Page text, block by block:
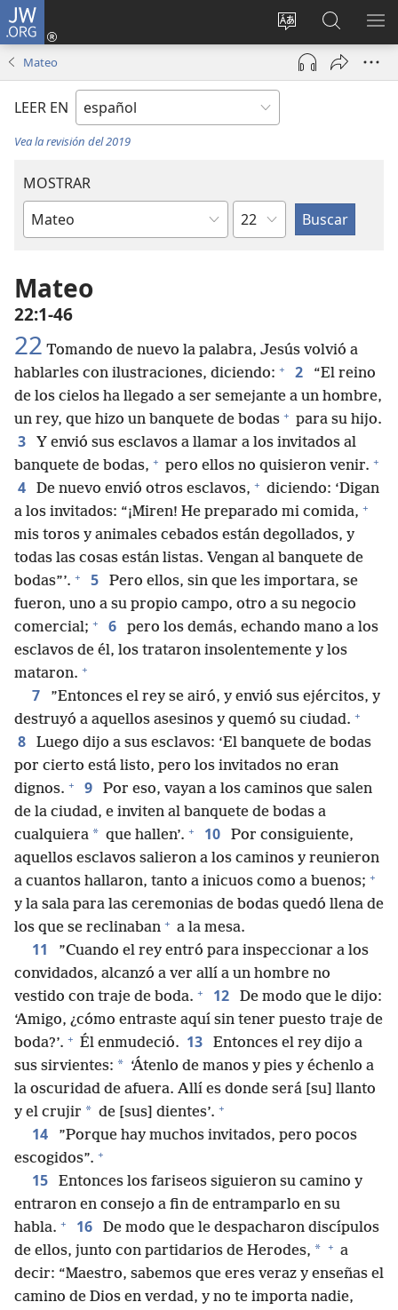
JW.ORG
Cambiar
idioma
del sitio
Iniciar
sesión
(abre
nueva
en
jw.org
Mateo
LEER EN
Vea la revisión del 2019
MOSTRAR
Libro
la
Biblia
Capítulo
Mateo
22:1-46
22 Tomando de nuevo la palabra, Jesús volvió a
hablarles con ilustraciones, diciendo: + 2
“El reino
de los cielos ha llegado a ser semejante a un hombre,
un rey, que hizo un banquete de bodas + para su hijo.
3
Y envió sus esclavos a llamar a los invitados al
banquete de bodas, + pero ellos no quisieron venir. +
4 De nuevo envió otros esclavos, + diciendo: ‘Digan
a los invitados: “¡Miren! He preparado mi comida, +
mis toros y animales cebados están degollados, y
todas las cosas están listas. Vengan al banquete de
bodas”’. + 5
Pero ellos, sin que les importara, se
fueron, uno a su propio campo, otro a su negocio
comercial; + 6
pero los demás, echando mano a los
esclavos de él, los trataron insolentemente y los
mataron. +
7
”Entonces el rey se airó, y envió sus ejércitos, y
destruyó a aquellos asesinos y quemó su ciudad. +
8
Luego dijo a sus esclavos: ‘El banquete de bodas
por cierto está listo, pero los invitados no eran
dignos. + 9
Por eso, vayan a los caminos que salen
de la ciudad, e inviten al banquete de bodas a
cualquiera * que hallen’. + 10
Por consiguiente,
aquellos esclavos salieron a los caminos y reunieron
a cuantos hallaron, tanto a inicuos como a buenos; +
y la sala para las ceremonias de bodas quedó llena de
los que se reclinaban + a la mesa.
11
”Cuando el rey entró para inspeccionar a los
convidados, alcanzó a ver allí a un hombre no
vestido con traje de boda. + 12
De modo que le dijo:
‘Amigo, ¿cómo entraste aquí sin tener puesto traje de
boda?’. + Él enmudeció. 13
Entonces el rey dijo a
sus sirvientes: * ‘Átenlo de manos y pies y échenlo a
la oscuridad de afuera. Allí es donde será [su] llanto
y el crujir * de [sus] dientes’. +
14
”Porque hay muchos invitados, pero pocos
escogidos”. +
15
Entonces los fariseos siguieron su camino y
entraron en consejo a fin de entramparlo en su
habla. + 16
De modo que le despacharon discípulos
de ellos, junto con partidarios de Herodes, * + a
decir: “Maestro, sabemos que eres veraz y enseñas el
camino de Dios en verdad, y no te importa nadie,